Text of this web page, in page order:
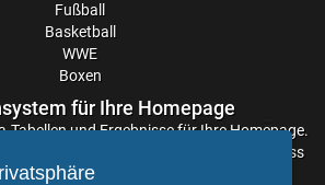
Fußball
Basketball
WWE
Boxen
für Ihre Homepage
Tabellenund Ergebnisse für Ihre Homepage.
Ergebnisse erfolgt alle paar Minuten, sodass
Laufenden sind. Einfache und schnelle